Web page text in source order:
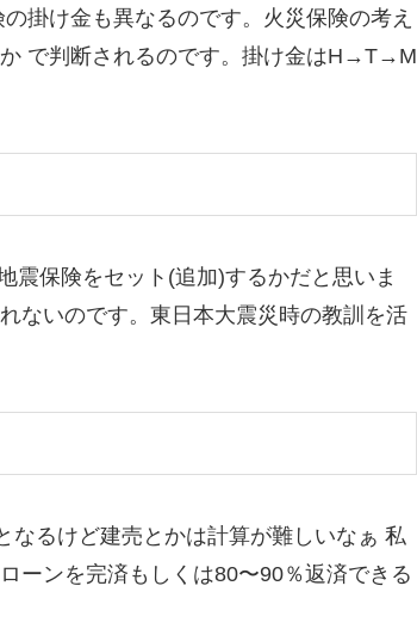
掛け金も異なるのです。火災保険の考え
で判断されるのです。掛け金はH→T→M
震保険をセット(追加)するかだと思いま
ないのです。東日本大震災時の教訓を活
なるけど建売とかは計算が難しいなぁ 私
ーンを完済もしくは80〜90％返済できる